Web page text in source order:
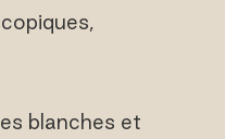
blanches et